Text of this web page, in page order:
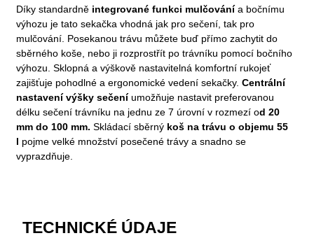
Díky standardně integrované funkci mulčovánía bočnímu
výhozu je tato sekačka vhodná jak pro sečení, tak pro
mulčování. Posekanou trávu můžete buď přímo zachytit do
sběrného koše, nebo ji rozprostřít po trávníku pomocí bočního
výhozu. Sklopná a výškově nastavitelná komfortní rukojeť
zajišťuje pohodlné a ergonomické vedení sekačky. Centrální
nastavení výšky sečeníumožňuje nastavit preferovanou
délku sečení trávníku na jednu ze 7 úrovní v rozmezí od 20
mm do 100 mm. Skládací sběrný koš na trávu o objemu 55
l pojme velké množství posečené trávy a snadno se
vyprazdňuje.
TECHNICKÉ ÚDAJE